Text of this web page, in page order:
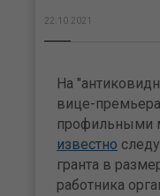
22.10.2021
На
вице-
профильными
известно
гранта в
работника